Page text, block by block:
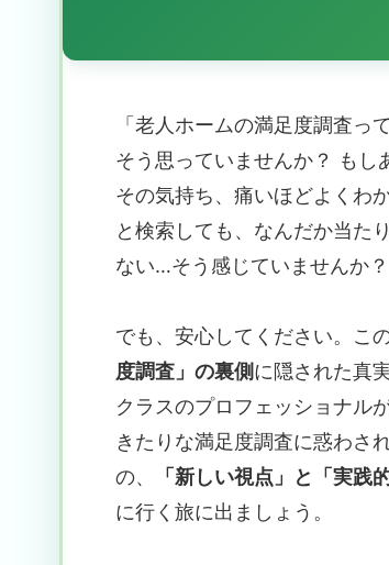
「老人ホームの満足度調査っ
そう思っていませんか？ もし
その気持ち、痛いほどよくわ
と検索しても、なんだか当た
ない…そう感じていませんか？
でも、安心してください。こ
度調査」の裏側に隠された真実
クラスのプロフェッショナル
きたりな満足度調査に惑わさ
の、
「新しい視点」と「実践
に行く旅に出ましょう。